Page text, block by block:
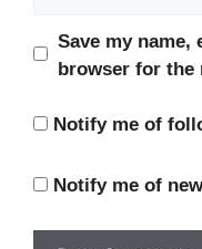
Save my
browser for
Notify me of
Notify me of